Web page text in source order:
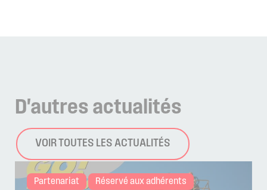
D'autres actualités
VOIR TOUTES LES ACTUALITÉS
Partenariat Réservé aux adhérents